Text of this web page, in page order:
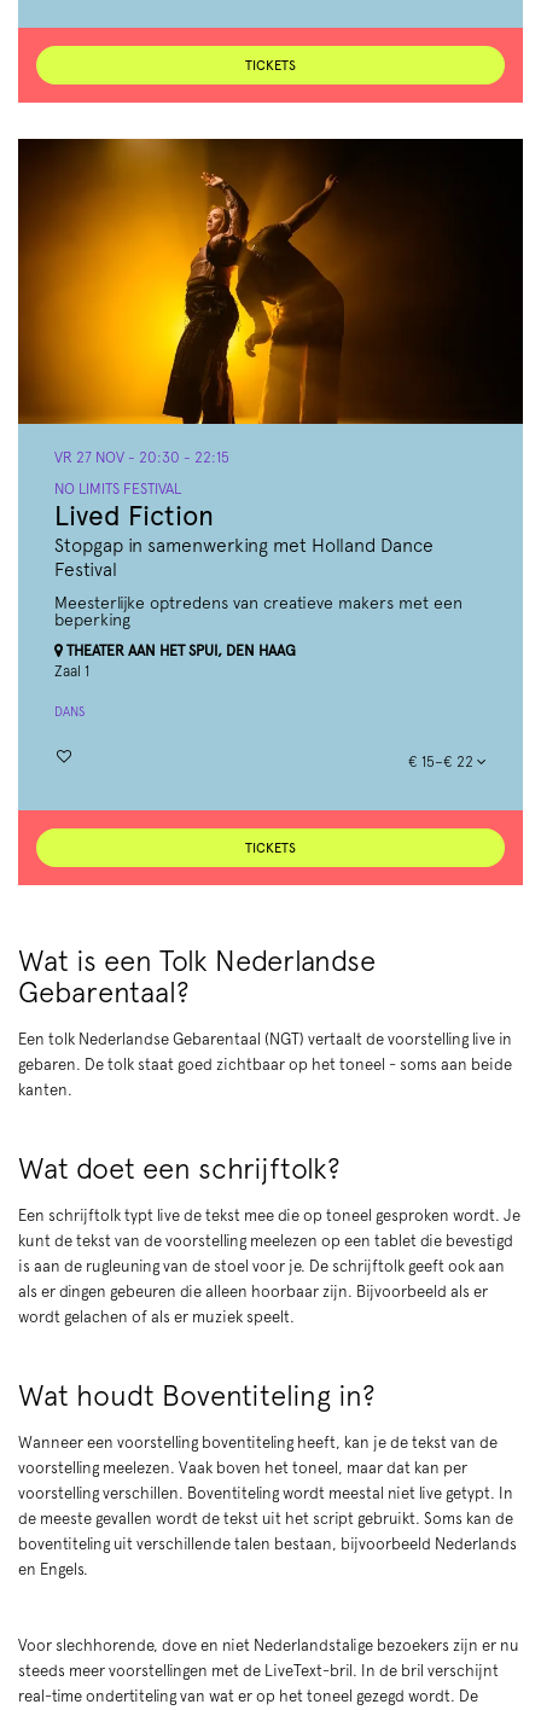
TICKETS
Lived Fiction
Stopgap in samenwerking met Holland Dance
Festival
NO LIMITS FESTIVAL
VR 27 NOV - 20:30 - 22:15
Meesterlijke optredens van creatieve makers met een
beperking
THEATER AAN HET SPUI, DEN HAAG
Zaal 1
DANS
€ 15–€ 22
TICKETS
Wat is een Tolk Nederlandse
Gebarentaal?
Een tolk Nederlandse Gebarentaal (NGT) vertaalt de voorstelling live in
gebaren. De tolk staat goed zichtbaar op het toneel - soms aan beide
kanten.
Wat doet een schrijftolk?
Een schrijftolk typt live de tekst mee die op toneel gesproken wordt. Je
kunt de tekst van de voorstelling meelezen op een tablet die bevestigd
is aan de rugleuning van de stoel voor je. De schrijftolk geeft ook aan
als er dingen gebeuren die alleen hoorbaar zijn. Bijvoorbeeld als er
wordt gelachen of als er muziek speelt.
Wat houdt Boventiteling in?
Wanneer een voorstelling boventiteling heeft, kan je de tekst van de
voorstelling meelezen. Vaak boven het toneel, maar dat kan per
voorstelling verschillen. Boventiteling wordt meestal niet live getypt. In
de meeste gevallen wordt de tekst uit het script gebruikt. Soms kan de
boventiteling uit verschillende talen bestaan, bijvoorbeeld Nederlands
en Engels.
Voor slechhorende, dove en niet Nederlandstalige bezoekers zijn er nu
steeds meer voorstellingen met de LiveText-bril. In de bril verschijnt
real-time ondertiteling van wat er op het toneel gezegd wordt. De